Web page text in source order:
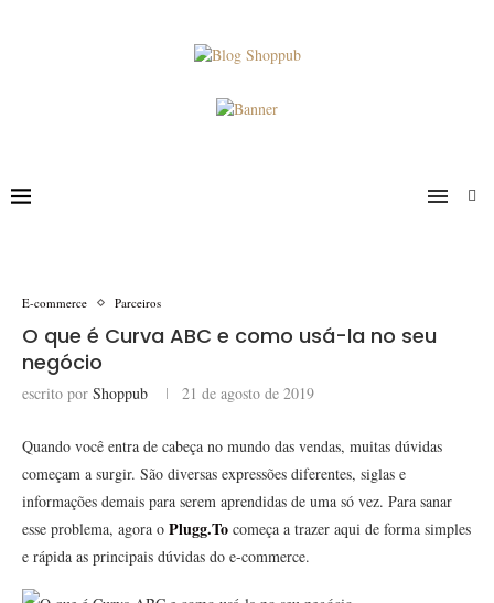
E-commerce Parceiros
O que é Curva ABC e como usá-la no seu
negócio
escrito por Shoppub 21 de agosto de 2019
Quando você entra de cabeça no mundo das vendas, muitas dúvidas
começam a surgir. São diversas expressões diferentes, siglas e
informações demais para serem aprendidas de uma só vez. Para sanar
esse problema, agora o Plugg.To começa a trazer aqui de forma simples
e rápida as principais dúvidas do e-commerce.